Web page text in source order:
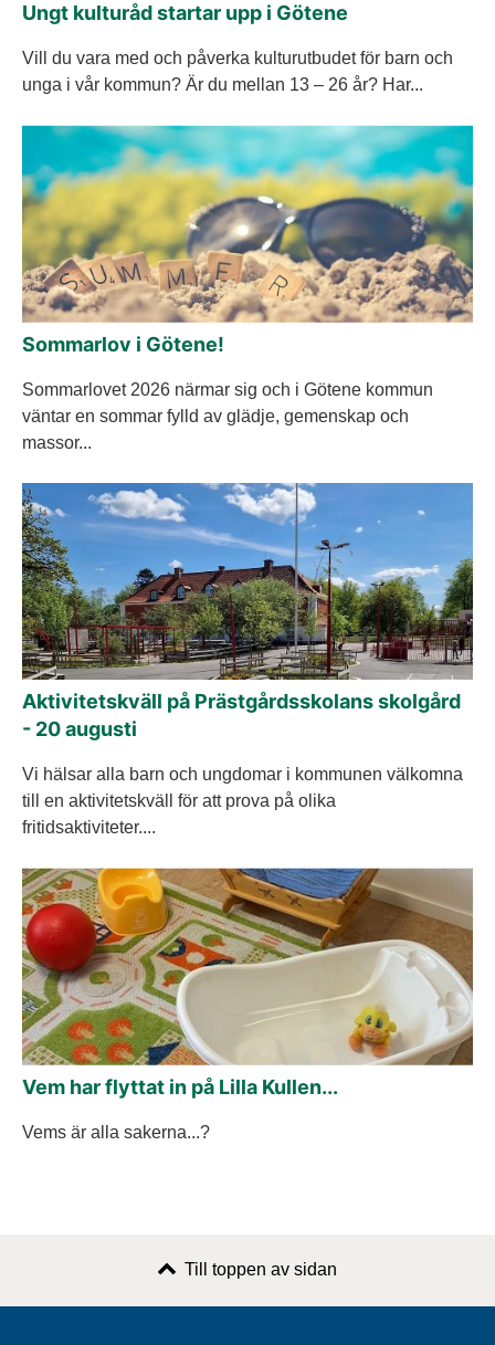
Ungt kulturåd startar upp i Götene
Vill du vara med och påverka kulturutbudet för barn och
unga i vår kommun? Är du mellan 13 – 26 år? Har...
Sommarlov i Götene!
Sommarlovet 2026 närmar sig och i Götene kommun
väntar en sommar fylld av glädje, gemenskap och
massor...
Aktivitetskväll på Prästgårdsskolans skolgård
- 20 augusti
Vi hälsar alla barn och ungdomar i kommunen välkomna
till en aktivitetskväll för att prova på olika
fritidsaktiviteter....
Vem har flyttat in på Lilla Kullen...
Vems är alla sakerna...?
Till toppen av sidan